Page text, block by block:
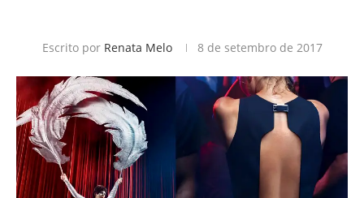
Escrito por Renata Melo 8 de setembro de 2017